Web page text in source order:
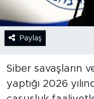
Paylaş
Siber savaşların
yaptığı 2026
YAZARLAR
DİNİ
EKONOMİ